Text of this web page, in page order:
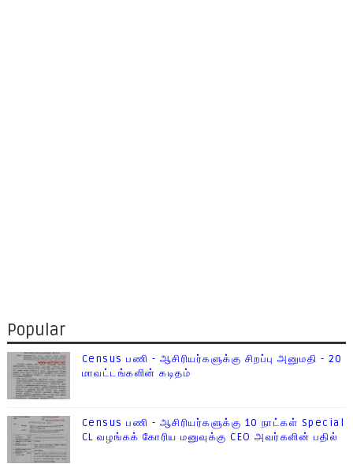
Popular
Census பணி - ஆசிரியர்களுக்கு சிறப்பு அனுமதி - 20
மாவட்டங்களின் கடிதம்
Census பணி - ஆசிரியர்களுக்கு 10 நாட்கள் Special
CL வழங்கக் கோரிய மனுவுக்கு CEO அவர்களின் பதில்